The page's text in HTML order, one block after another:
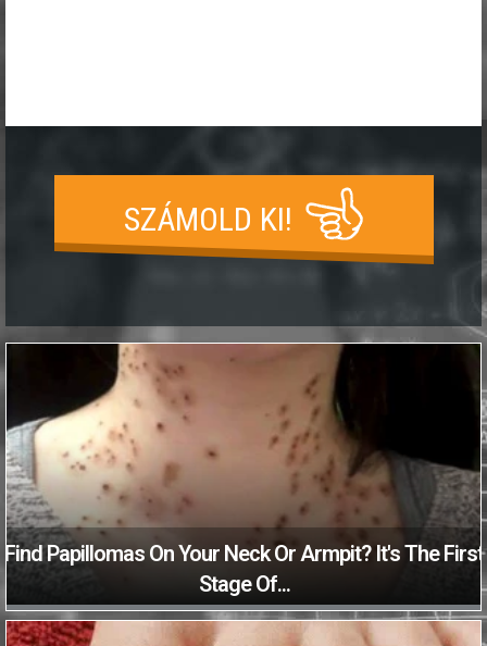
SZÁMOLD KI!
Find Papillomas On Your Neck Or Armpit? It's The First
Stage Of...